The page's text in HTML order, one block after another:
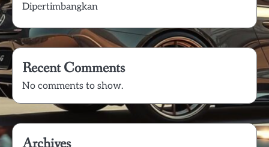
Dipertimbangkan
Recent Comments
No comments to show.